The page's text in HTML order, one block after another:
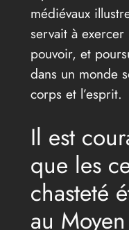
médiévaux
servait à
pouvoir, et
dans un monde
corps et l’esprit.
Il est
que les
chasteté
au